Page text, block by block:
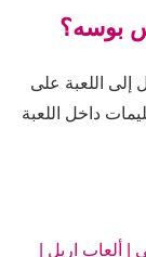
بوسه؟
إلى اللعبة على
داخل اللعبة
ألعاب اريل